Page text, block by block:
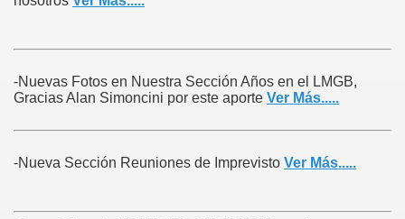
-Nuevas Fotos en Nuestra Sección Años en el LMGB,
Gracias Alan Simoncini por este aporte Ver Más.....
-Nueva Sección Reuniones de Imprevisto Ver Más.....